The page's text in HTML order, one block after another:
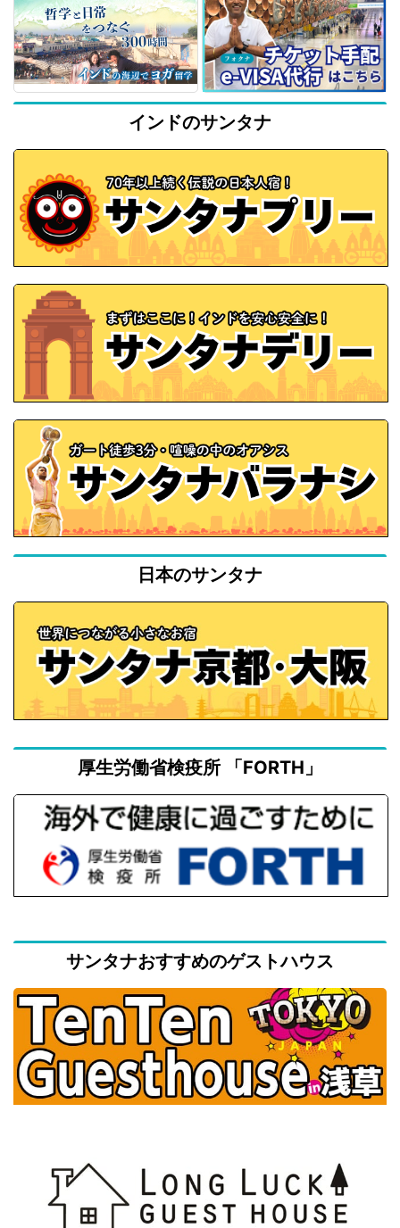
インドのサンタナ
日本のサンタナ
厚生労働省検疫所 「FORTH」
サンタナおすすめのゲストハウス